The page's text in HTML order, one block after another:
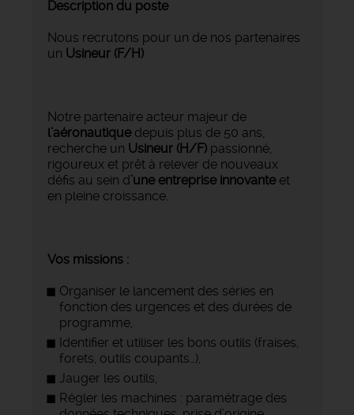
Description du poste
Nous recrutons pour un de nos partenaires
un Usineur (F/H)
Notre partenaire acteur majeur de
l’aéronautiquedepuis plus de 50 ans,
recherche un Usineur (H/F) passionné,
rigoureux et prêt à relever de nouveaux
défis au sein d’une entreprise innovanteet
en pleine croissance.
Vos missions :
Organiser le lancement des séries en
fonction des urgences et des durées de
programme,
Identifier et utiliser les bons outils (fraises,
forets, outils coupants…),
Jauger les outils,
Régler les machines : paramétrage des